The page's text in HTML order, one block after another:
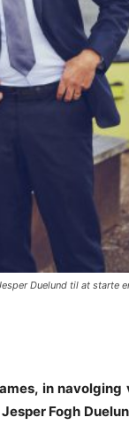
Duelund til at starte
in
Fogh